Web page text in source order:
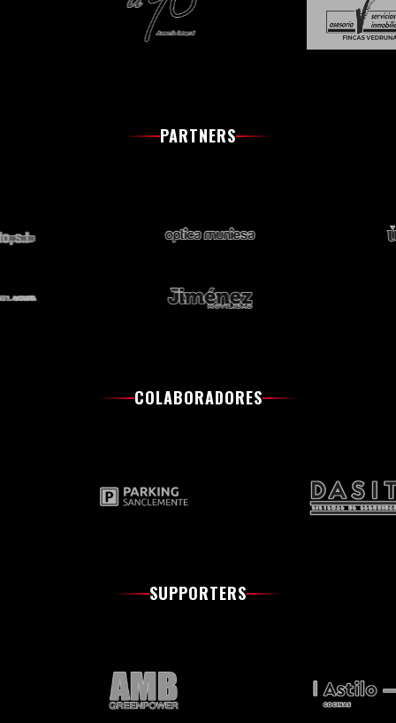
PARTNERS
COLABORADORES
SUPPORTERS